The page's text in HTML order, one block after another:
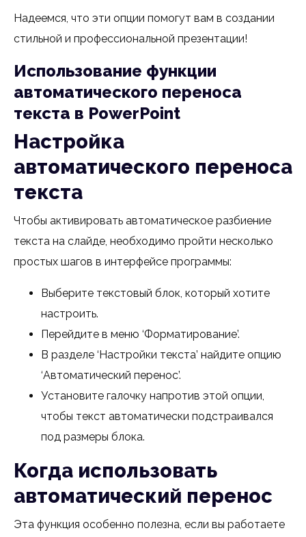
Надеемся, что эти опции помогут вам в создании
стильной и профессиональной презентации!
Использование функции
автоматического переноса
текста в PowerPoint
Настройка
автоматического переноса
текста
Чтобы активировать автоматическое разбиение
текста на слайде, необходимо пройти несколько
простых шагов в интерфейсе программы:
Выберите текстовый блок, который хотите
настроить.
Перейдите в меню ‘Форматирование’.
В разделе ‘Настройки текста’ найдите опцию
‘Автоматический перенос’.
Установите галочку напротив этой опции,
чтобы текст автоматически подстраивался
под размеры блока.
Когда использовать
автоматический перенос
Эта функция особенно полезна, если вы работаете